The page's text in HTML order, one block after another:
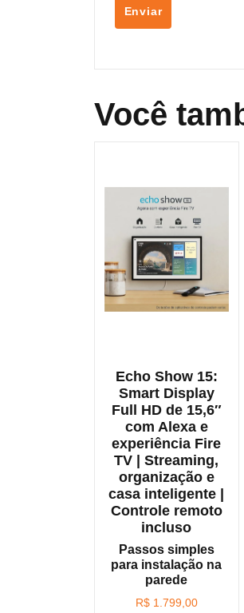
Você
Echo Show 15:
Smart Display
Full HD de 15,6″
com Alexa e
experiência Fire
TV | Streaming,
organização e
casa inteligente |
Controle remoto
incluso
Passos simples
para instalação na
parede
R$1.799,00